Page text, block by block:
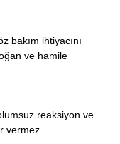
bakım ihtiyacını
ve hamile
reaksiyon ve
vermez.